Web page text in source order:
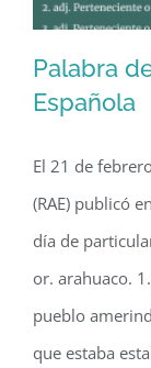
Palabra
Española
El 21 de
(RAE) publicó
día de
or. arahuaco.
pueblo
que estaba